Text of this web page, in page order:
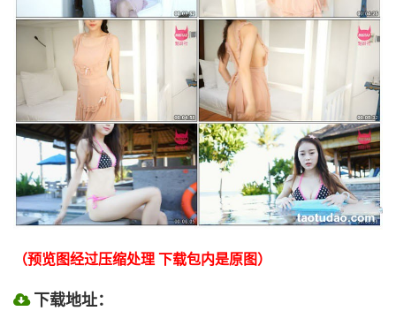
（预览图经过压缩处理 下载包内是原图）
下载地址：